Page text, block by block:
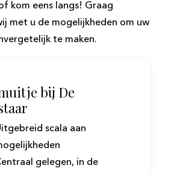
kom eens langs! Graag
met u de mogelijkheden om uw
te maken.
bij De
scala aan
gelegen, in de